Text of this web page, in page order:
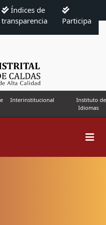
Índices de
transparencia
Participa
Interinstitucional
Instituto de
Idiomas